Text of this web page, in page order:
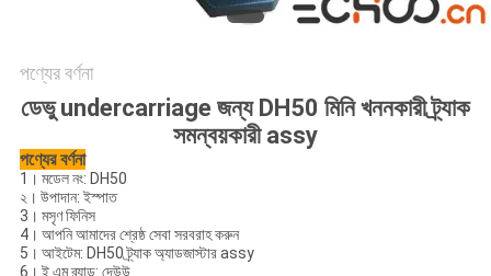
পণ্যের বর্ণনা
ডেভু undercarriage জন্য DH50 মিনি খননকারী ট্র্যাক
সমন্বয়কারী assy
পণ্যের বর্ণনা
1। মডেল নং: DH50
২। উপাদান: ইস্পাত
3। মসৃণ ফিনিস
4। আপনি আমাদের শ্রেষ্ঠ সেবা সরবরাহ করুন
5। আইটেম: DH50 ট্র্যাক অ্যাডজাস্টার assy
6। ই এম ব্র্যান্ড: দেউউ